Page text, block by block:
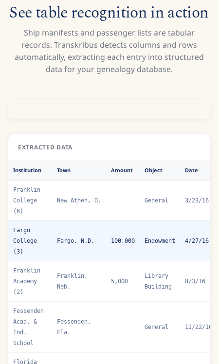
See table recognition in action
Ship manifests and passenger lists are tabular
records. Transkribus detects columns and rows
automatically, extracting each entry into structured
data for your genealogy database.
EXTRACTED DATA
Institution Town Amount Object Date
Franklin
College
(6)
New Athen, O. General 3/23/16
Fargo
College
(3)
Fargo, N.D. 100,000 Endowment 4/27/16
Franklin
Academy
(2)
Franklin,
Neb.
5,000
Library
Building
8/3/16
Fessenden
Acad. &
Ind.
School
Fessenden,
Fla.
General 12/22/16
Florida